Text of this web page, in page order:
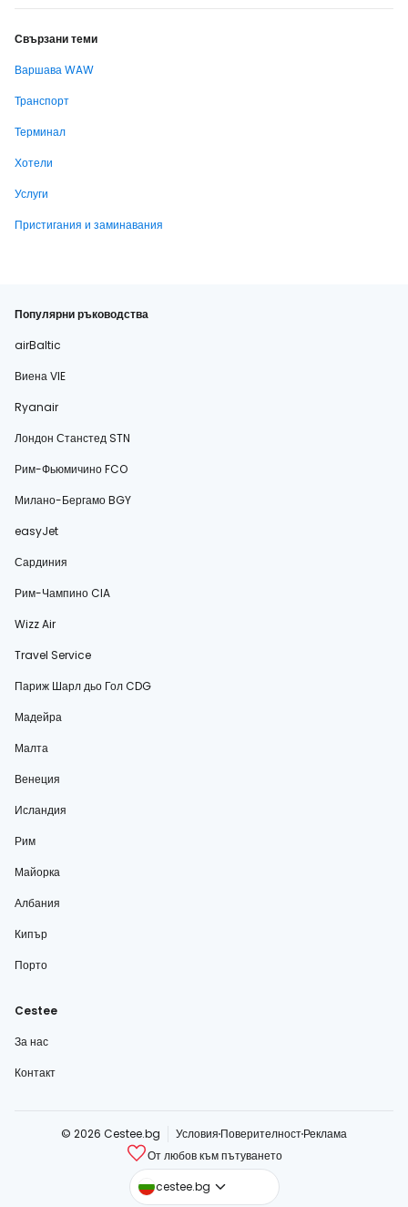
Свързани теми
Варшава WAW
Транспорт
Терминал
Хотели
Услуги
Пристигания и заминавания
Популярни ръководства
airBaltic
Виена VIE
Ryanair
Лондон Станстед STN
Рим-Фьюмичино FCO
Милано-Бергамо BGY
easyJet
Сардиния
Рим-Чампино CIA
Wizz Air
Travel Service
Париж Шарл дьо Гол CDG
Мадейра
Малта
Венеция
Исландия
Рим
Майорка
Албания
Кипър
Порто
Cestee
За нас
Контакт
© 2026 Cestee.bg Условия ПоверителностРеклама
От любов към пътуването
cestee.bg
cestee.com
cestee.sk